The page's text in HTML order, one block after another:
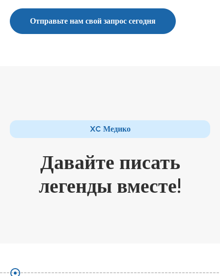
Отправьте нам свой запрос сегодня
XC Медико
Давайте писать
легенды вместе!